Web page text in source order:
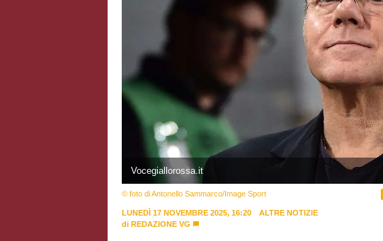
Vocegiallorossa.it
© foto di Antonello Sammarco/Image Sport
LUNEDÌ 17 NOVEMBRE 2025, 16:20
ALTRE NOTIZIE
di REDAZIONE VG